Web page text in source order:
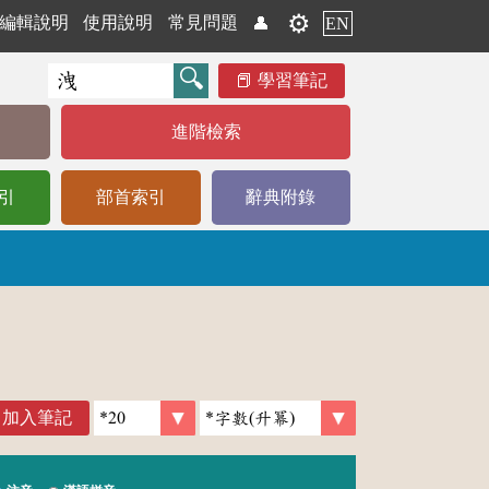
編輯說明 使用說明 常見問題 👤 ⚙️ EN
學習筆記
進階檢索
部首索引 辭典附錄
加入筆記